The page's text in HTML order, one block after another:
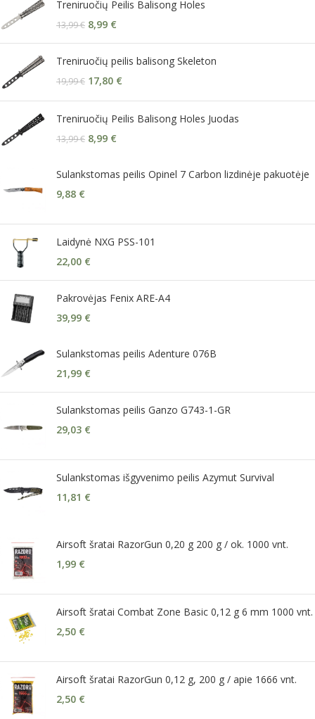
Treniruočių Peilis Balisong Holes
13,99€ 8,99 €
Treniruočių peilis balisong Skeleton
19,99€ 17,80 €
Treniruočių Peilis Balisong Holes Juodas
13,99€ 8,99 €
Sulankstomas peilis Opinel 7 Carbon lizdinėje pakuotėje
9,88 €
Laidynė NXG PSS-101
22,00 €
Pakrovėjas Fenix ARE-A4
39,99 €
Sulankstomas peilis Adenture 076B
21,99 €
Sulankstomas peilis Ganzo G743-1-GR
29,03 €
Sulankstomas išgyvenimo peilis Azymut Survival
11,81 €
Airsoft šratai RazorGun 0,20 g 200 g / ok. 1000 vnt.
1,99 €
Airsoft šratai Combat Zone Basic 0,12 g 6 mm 1000 vnt.
2,50 €
Airsoft šratai RazorGun 0,12 g, 200 g / apie 1666 vnt.
2,50 €